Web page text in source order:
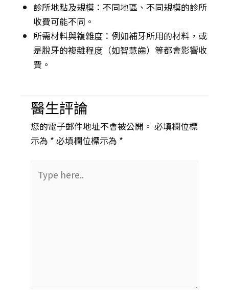
診所地點及規模：不同地區、不同規模的診所
收費可能不同。
所需材料與複雜度：例如補牙所用的材料，或
是脫牙的複雜程度（如智慧齒）等都會影響收
費。
醫生評論
您的電子郵件地址不會被公開。 必填欄位標
示為 * 必填欄位標示為 *
here..